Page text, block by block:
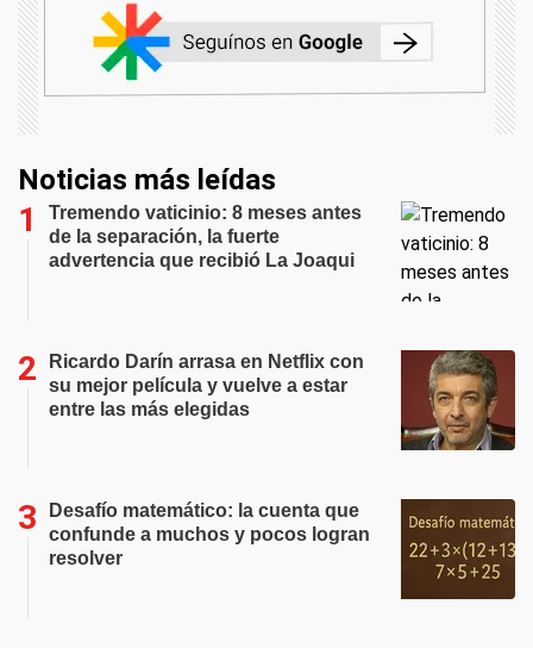
Noticias más leídas
Tremendo vaticinio: 8 meses antes
de la separación, la fuerte
advertencia que recibió La Joaqui
Ricardo Darín arrasa en Netflix con
su mejor película y vuelve a estar
entre las más elegidas
Desafío matemático: la cuenta que
confunde a muchos y pocos logran
resolver